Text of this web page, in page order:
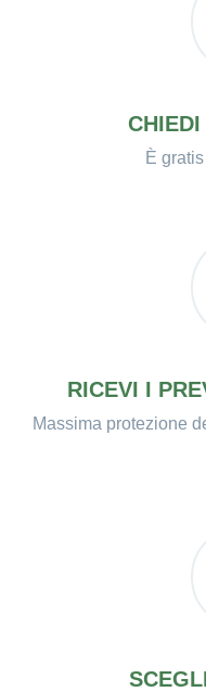
È
RICEVI I
Massima protezione